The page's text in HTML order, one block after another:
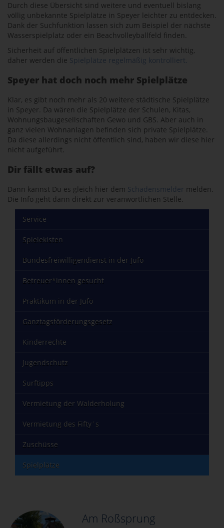
Durch diese Übersicht sind weitere und eventuell bislang
völlig unbekannte Spielplätze in Speyer leichter zu entdecken.
Dank der Suchfunktion lassen sich zum Beispiel der nächste
Wasserspielplatz oder ein Beachvolleyballfeld finden.
Sicherheit auf öffentlichen Spielplätzen ist sehr wichtig,
daher werden die Spielplätze regelmäßig kontrolliert.
Speyer hat doch noch mehr Spielplätze
Klar, es gibt noch mehr als 20 weitere städtische Spielplätze
in Speyer. Da wären die Spielplätze der Schulen, Kitas,
Wohnungsbaugesellschaften Gewo und GBS. Aber auch in
ganz vielen Wohnanlagen befinden sich private Spielplätze.
Da diese allerdings nicht öffentlich sind, haben wir diese hier
nicht aufgeführt.
Dir fällt etwas auf?
Dann kannst Du es gleich hier dem Schadensmelder melden.
Die Info geht dann direkt zur veranwortlichen Stelle.
Service
Spielekisten
Bundesfreiwilligendienst in der Jufö
Betreuer*innen gesucht
Praktikum in der Jufö
Ganztagsförderungsgesetz
Kinderrechte
Jugendschutz
Surftipps
Vermietung der Walderholung
Vermietung des Fifty´s
Zuschüsse
Spielplätze
Am Roßsprung